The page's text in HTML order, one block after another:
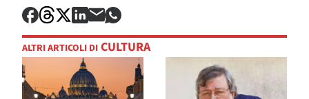
ALTRI ARTICOLI DI CULTURA